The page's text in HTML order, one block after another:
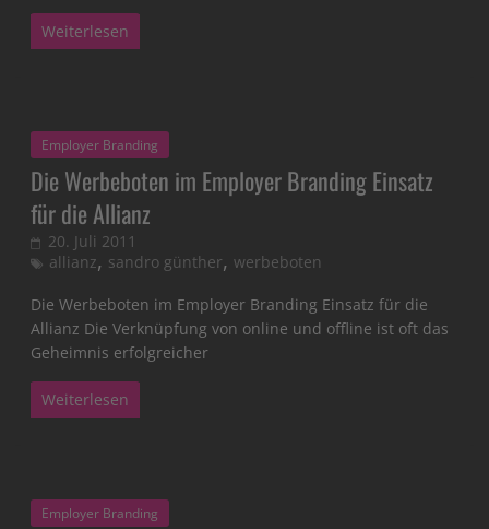
Weiterlesen
Employer Branding
Die Werbeboten im Employer Branding Einsatz
für die Allianz
20. Juli 2011
allianz, sandro günther,werbeboten
Die Werbeboten im Employer Branding Einsatz für die
Allianz Die Verknüpfung von online und offline ist oft das
Geheimnis erfolgreicher
Weiterlesen
Employer Branding